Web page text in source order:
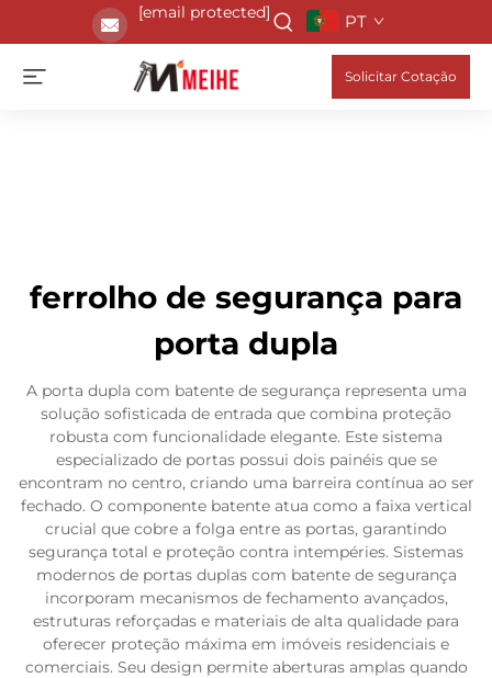
[email protected] PT
Solicitar Cotação
ferrolho de segurança para
porta dupla
A porta dupla com batente de segurança representa uma
solução sofisticada de entrada que combina proteção
robusta com funcionalidade elegante. Este sistema
especializado de portas possui dois painéis que se
encontram no centro, criando uma barreira contínua ao ser
fechado. O componente batente atua como a faixa vertical
crucial que cobre a folga entre as portas, garantindo
segurança total e proteção contra intempéries. Sistemas
modernos de portas duplas com batente de segurança
incorporam mecanismos de fechamento avançados,
estruturas reforçadas e materiais de alta qualidade para
oferecer proteção máxima em imóveis residenciais e
comerciais. Seu design permite aberturas amplas quando